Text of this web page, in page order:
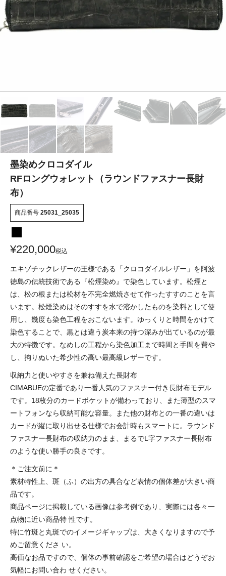
墨染めクロコダイル
RFロングウォレット（ラウンドファスナー長財
布）
商品番号 25031_25035
¥220,000税込
エキゾチックレザーの王様である「クロコダイルレザー」を阿波
徳島の伝統技術である『松煙染め』で染色しています。松煙と
は、松の根または松材を不完全燃焼させて作ったすすのことを言
います。松煙染めはそのすすを水で溶かしたものを染料として使
用し、幾度も染色工程をおこないます。ゆっくりと時間をかけて
染色することで、黒とは違う炭本来の持つ深みが出ているのが最
大の特徴です。なめしの工程から染色加工まで時間と手間を費や
し、拘りぬいた希少性の高い最高級レザーです。
収納力と使いやすさを兼ね備えた長財布
CIMABUEの定番であり一番人気のファスナー付き長財布モデル
です。18枚分のカードポケットが備わっており、また薄型のスマ
ートフォンなら収納可能な容量。また他の財布との一番の違いは
カードが縦に取り出せる仕様でお会計時もスマートに。ラウンド
ファスナー長財布の収納力のまま、まるでL字ファスナー長財布
のような使い勝手の良さです。
＊ご注文前に＊
素材特性上、斑（ふ）の出方の具合など表情の個体差が大きい商
品です。
商品ページに掲載している画像は参考例であり、実際には各々一
点物に近い商品特 性です。
特に竹斑と丸斑でのイメージギャップは、大きくなりますので予
めご留意くださ い。
高価なお品ですので、個体の事前確認をご希望の場合はどうぞお
気軽にお問い合わ せください。